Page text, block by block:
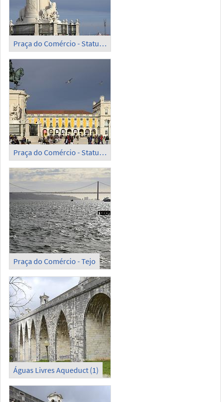
Praça do Comércio - Statue of King José I (2)
Praça do Comércio - Statue of King José I (3)
Praça do Comércio - Tejo
Águas Livres Aqueduct (1)